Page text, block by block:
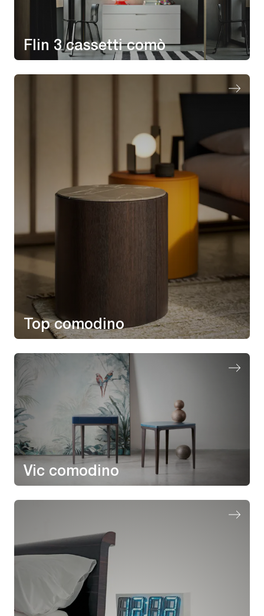
Flin 3 cassetti comò
Top comodino
Vic comodino